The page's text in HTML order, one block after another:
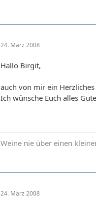
24. März 2008
Hallo Birgit,
auch von mir ein
Ich wünsche Euch alles
Weine nie über einen
24. März 2008